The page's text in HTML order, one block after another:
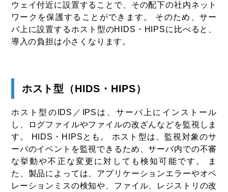
ウェイ付近に設置することで、その配下の社内ネット
ワークを保護することができます。 そのため、サー
バ上に設置するホスト型のHIDS・HIPSに比べると、
導入の負担は小さくなります。
ホスト型（HIDS・HIPS）
ホスト型のIDS／IPSは、サーバ上にインストール
し、ログファイルやファイルの改ざんなどを監視しま
す。 HIDS・HIPSとも。 ホスト型は、監視対象のサ
ーバのイベントを監視できるため、サーバ内での不審
な挙動や不正な変更に対しても検知可能です。 ま
た、製品によっては、アプリケーションエラーやオペ
レーションミスの検知や、ファイル、レジストリの改